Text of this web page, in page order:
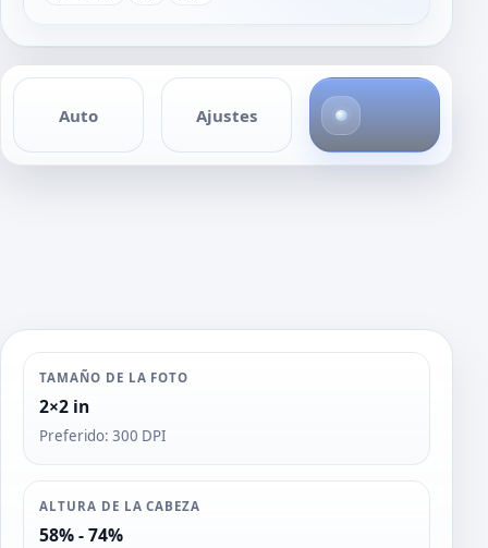
Auto Ajustes
o
TAMAÑO DE LA FOTO
2×2 in
Preferido: 300 DPI
ALTURA DE LA CABEZA
58% - 74%